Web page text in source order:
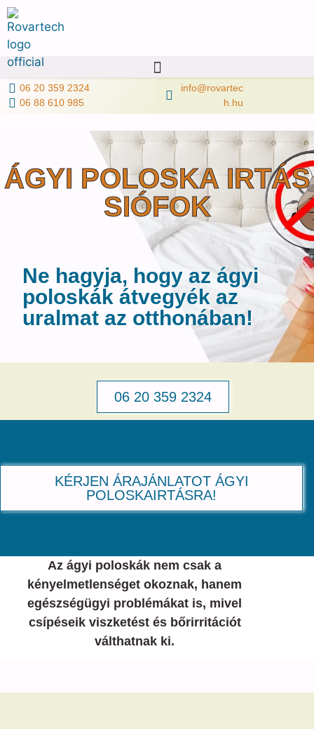
06 20 359 2324
06 88 610 985
info@rovartec
h.hu
ÁGYI POLOSKA IRTÁS
SIÓFOK
Ne hagyja, hogy az ágyi
poloskák átvegyék az
uralmat az otthonában!
06 20 359 2324
KÉRJEN ÁRAJÁNLATOT ÁGYI
POLOSKAIRTÁSRA!
Az ágyi poloskák nem csak a
kényelmetlenséget okoznak, hanem
egészségügyi problémákat is, mivel
csípéseik viszketést és bőrirritációt
válthatnak ki.